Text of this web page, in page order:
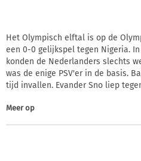
Het Olympisch elftal is op de
een 0-0 gelijkspel tegen Nigeria.
konden de Nederlanders slechts
was de enige PSV'er in de basis.
tijd invallen. Evander Sno liep
Meer op